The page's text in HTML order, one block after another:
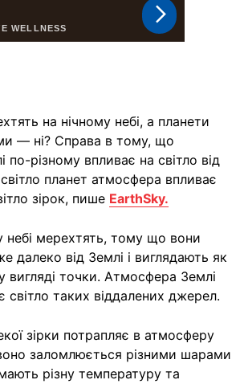
на нічному небі, а планети
— ні? Справа в тому, що
по-різному впливає на світло від
планет атмосфера впливає
зірок, пише EarthSky.
небі мерехтять, тому що вони
далеко від Землі і виглядають як
вигляді точки. Атмосфера Землі
світло таких віддалених джерел.
зірки потрапляє в атмосферу
заломлюється різними шарами
різну температуру та